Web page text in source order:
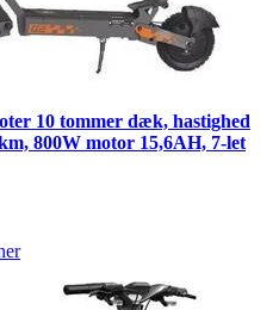
10 tommer dæk, hastighed
800W motor 15,6AH, 7-let